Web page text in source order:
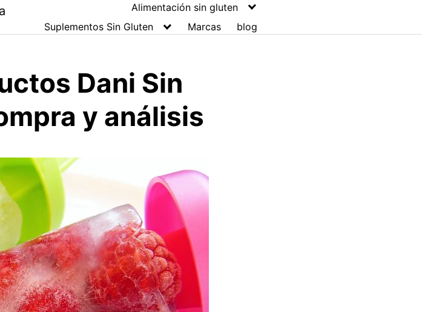
Alimentación sin gluten
Suplementos Sin Gluten
Marcas blog
Dani Sin
y análisis